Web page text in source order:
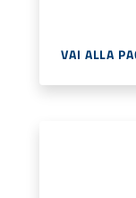
VAI ALLA